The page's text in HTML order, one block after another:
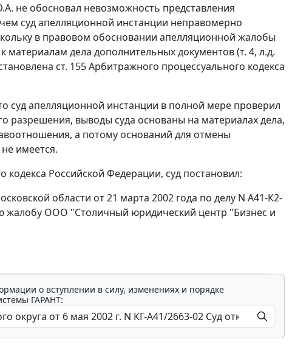
не обосновал невозможность представления
суд апелляционной инстанции неправомерно
в правовом обосновании апелляционной жалобы
дела дополнительных документов (т. 4, л.д.
ст. 155Арбитражного процессуального кодекса
суд апелляционной инстанции в полной мере проверил
разрешения, выводы суда основаны на материалах дела,
а потому оснований для отмены
имеется.
кодекса Российской Федерации, суд постановил:
области от 21 марта 2002 года по делу N А41-К2-
жалобу ООО "Столичный юридический центр "Бизнес и
о вступлении в силу, изменениях и порядке
ГАРАНТ: